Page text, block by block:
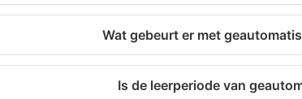
Wat gebeurt er met
Is de leerperiode van